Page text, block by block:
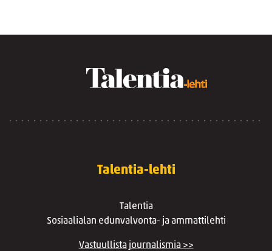
Talentia-lehti
Talentia
Sosiaalialan edunvalvonta- ja ammattilehti
Vastuullista journalismia >>